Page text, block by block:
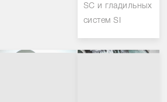
SC и гладильных
систем SI